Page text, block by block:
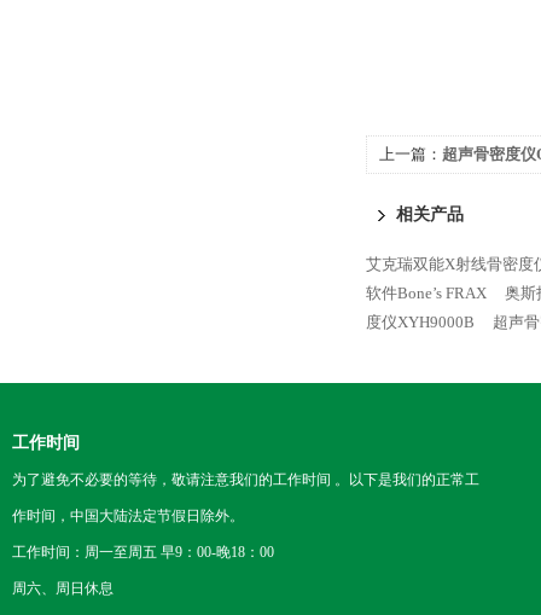
上一篇： 超声骨密度仪
相关产品
艾克瑞双能X射线骨密度
软件Bone’s FRAX
奥斯
度仪XYH9000B
超声
工作时间
为了避免不必要的等待，敬请注意我们的工作时间 。以下是我们的正常工
作时间，中国大陆法定节假日除外。
工作时间：周一至周五 早9：00-晚18：00
周六、周日休息